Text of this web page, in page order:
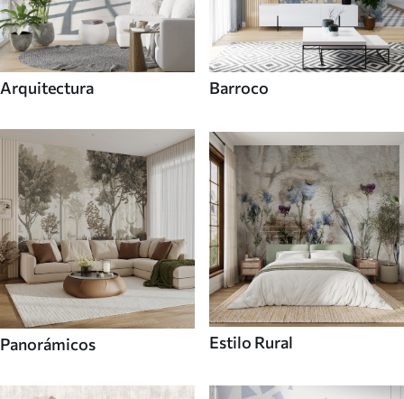
Arquitectura Barroco
Panorámicos Estilo Rural